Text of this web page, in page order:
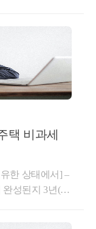
용해보세요.​이
조합원입주권
는 집을 구해
분을 인정하
득하여 거주하
을 갖춘 대체
도비과세 혜택
사업 시행 기간
가능한 비과
시행령 제156조
득한 경우'대체
체주택을 1주택
재 1주택을
택 비과세
한 상태에서] –
성된지 3년(1
조의2제1항제